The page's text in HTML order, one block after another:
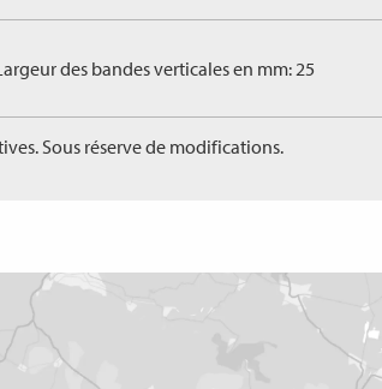
des bandes verticales en mm: 25
Sous réserve de modifications.